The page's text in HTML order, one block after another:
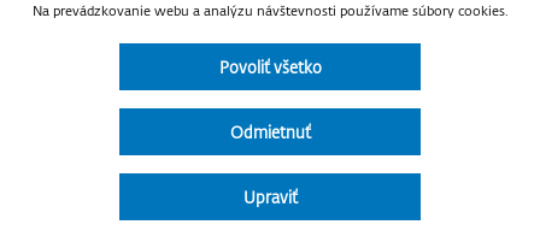
Rozpočet mesta – rok 2021
Rozpočet mesta – rok 2023
Rozpočet mesta – rok 2024
Rozpočet mesta – rok 2026
Strategické dokumenty
Transparentnosť a výdavky na štátnu reklamu
Úradná tabuľa
Na prevádzkovanie webu a analýzu návštevnosti používame súbory cookies.
Povoliť všetko
Odmietnuť
Upraviť